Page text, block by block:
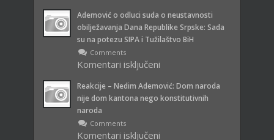
Konjević Polju
Ademović o odluci suda o neustavnosti
obilježavanja Dana Republike Srpske: Sada
su na potezu SIPA i Tužilaštvo BiH
Komentari isključeni
neustavnosti obilježavanja Dana
Republike Srpske: Sada su na
potezu SIPA i Tužilaštvo BiH
Comments
Reakcije – Nedim Ademović: Dom naroda
nije dom kantona nego konstitutivnih
naroda
Komentari isključeni
Comments